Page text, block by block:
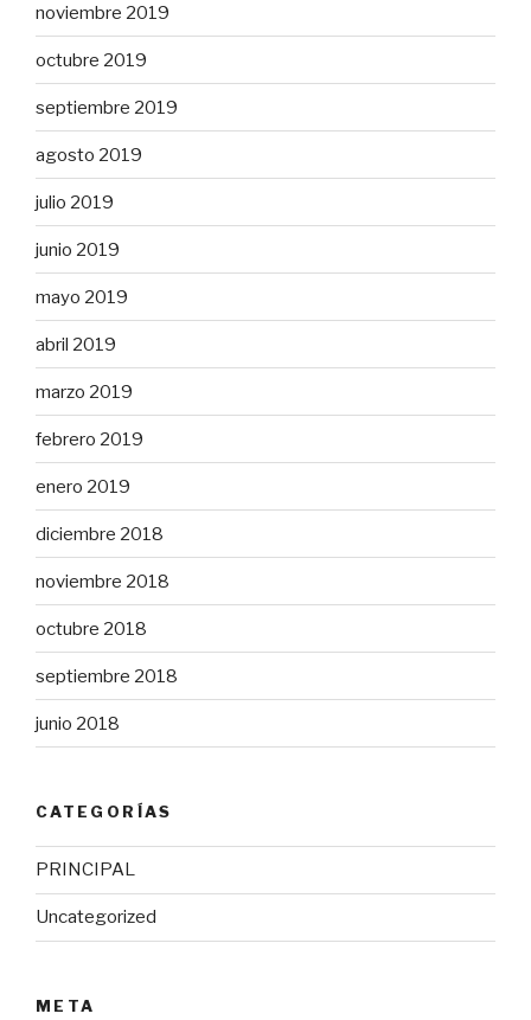
noviembre 2019
octubre 2019
septiembre 2019
agosto 2019
julio 2019
junio 2019
mayo 2019
abril 2019
marzo 2019
febrero 2019
enero 2019
diciembre 2018
noviembre 2018
octubre 2018
septiembre 2018
junio 2018
CATEGORÍAS
PRINCIPAL
Uncategorized
META